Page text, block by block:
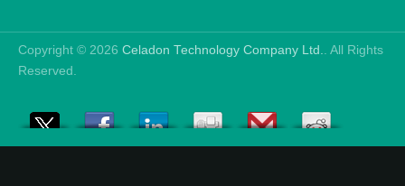
Copyright © 2026 Celadon Technology Company Ltd.
. All Rights
Reserved.